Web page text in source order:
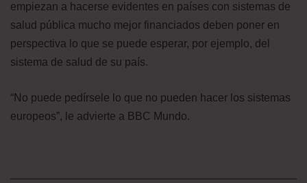
empiezan a hacerse evidentes en países con sistemas de
salud pública mucho mejor financiados deben poner en
perspectiva lo que se puede esperar, por ejemplo, del
sistema de salud de su país.
“No puede pedírsele lo que no pueden hacer los sistemas
europeos”, le advierte a BBC Mundo.